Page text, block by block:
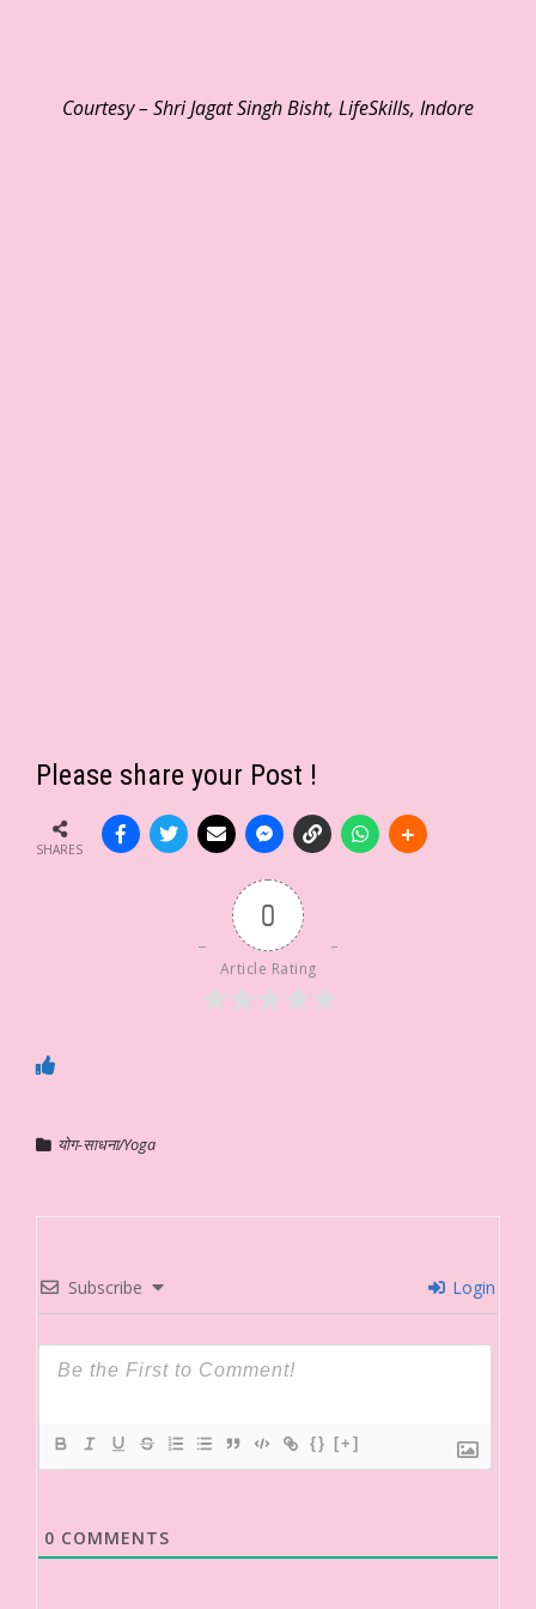
Courtesy – Shri Jagat Singh Bisht, LifeSkills, Indore
Please share your Post !
SHARES
0
Article Rating
योग-साधना/Yoga
Subscribe Login
{} [+]
0 COMMENTS